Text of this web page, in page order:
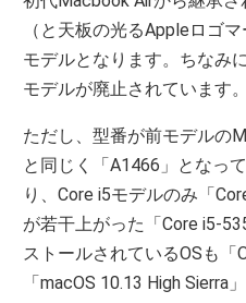
（と天板の光るAppleロゴ
モデルとなります。ちなみ
モデルが廃止されています。
ただし、型番が前モデルの
と同じく「A1466」となっ
り、Core i5モデルのみ「
が若干上がった「Core i5-
ストールされているOSも「
「macOS 10.13 High